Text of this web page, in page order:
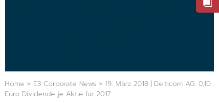
Home » E3 Corporate News » 19. März 2018 | Delticom AG: 0,10
Euro Dividende je Aktie für 2017